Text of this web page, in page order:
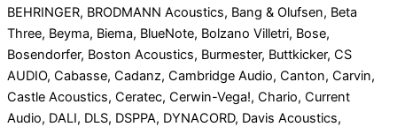
BEHRINGER, BRODMANN Acoustics, Bang & Olufsen, Beta
Three, Beyma, Biema, BlueNote, Bolzano Villetri, Bose,
Bosendorfer, Boston Acoustics, Burmester, Buttkicker, CS
AUDIO, Cabasse, Cadanz, Cambridge Audio, Canton, Carvin,
Castle Acoustics, Ceratec, Cerwin-Vega!, Chario, Current
Audio, DALI, DLS, DSPPA, DYNACORD, Davis Acoustics,